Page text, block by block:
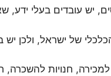
יש עובדים בעלי ידע,
של ישראל, ולכן יש
חנויות להשכרה,